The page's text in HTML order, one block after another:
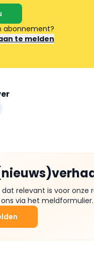
abonnement?
te melden
dat relevant is voor onze
via het meldformulier.